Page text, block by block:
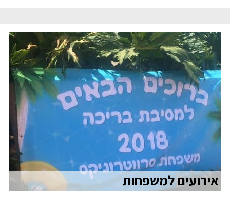
אירועים למשפחות